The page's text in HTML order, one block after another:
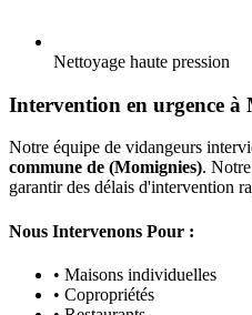
Nettoyage haute pression
Intervention en urgence à
Notre équipe de vidangeurs
commune de (Momignies).
garantir des délais d'intervention
Nous Intervenons Pour :
• Maisons individuelles
• Copropriétés